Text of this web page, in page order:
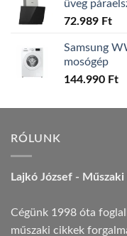
üveg
72.989 Ft
Samsung
mosógép
144.990 Ft
RÓLUNK
Lajkó József -
Cégünk 1998 óta
műszaki cikkek